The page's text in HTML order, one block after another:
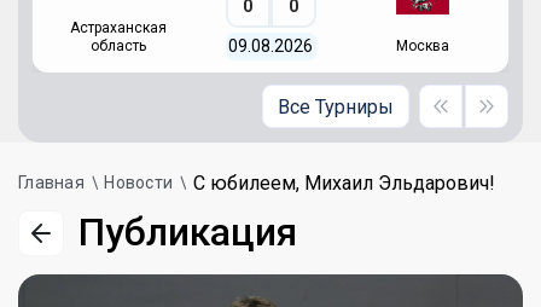
Астраханская
область
0 0
09.08.2026 Москва
Все Турниры
Главная Новости С юбилеем, Михаил Эльдарович!
Публикация